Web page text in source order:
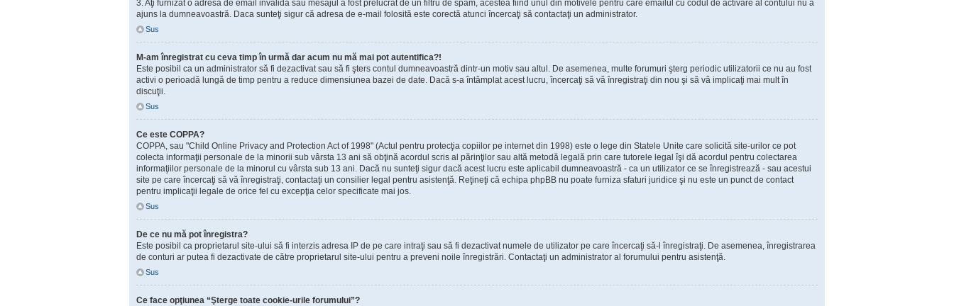
3. Aţi furnizat o adresă de email invalidă sau mesajul a fost prelucrat de un filtru de spam, acestea fiind unul din motivele pentru care emailul cu codul de activare al contului nu a
ajuns la dumneavoastră. Daca sunteţi sigur că adresa de e-mail folosită este corectă atunci încercaţi să contactaţi un administrator.
Sus
M-am înregistrat cu ceva timp în urmă dar acum nu mă mai pot autentifica?!
Este posibil ca un administrator să fi dezactivat sau să fi şters contul dumneavoastră dintr-un motiv sau altul. De asemenea, multe forumuri şterg periodic utilizatorii ce nu au fost
activi o perioadă lungă de timp pentru a reduce dimensiunea bazei de date. Dacă s-a întâmplat acest lucru, încercaţi să vă înregistraţi din nou şi să vă implicaţi mai mult în
discuţii.
Sus
Ce este COPPA?
COPPA, sau "Child Online Privacy and Protection Act of 1998" (Actul pentru protecţia copiilor pe internet din 1998) este o lege din Statele Unite care solicită site-urilor ce pot
colecta informaţii personale de la minorii sub vârsta 13 ani să obţină acordul scris al părinţilor sau altă metodă legală prin care tutorele legal îşi dă acordul pentru colectarea
informaţiilor personale de la minorul cu vârsta sub 13 ani. Dacă nu sunteţi sigur dacă acest lucru este aplicabil dumneavoastră - ca un utilizator ce se înregistrează - sau acestui
site pe care încercaţi să vă înregistraţi, contactaţi un consilier legal pentru asistenţă. Reţineţi că echipa phpBB nu poate furniza sfaturi juridice şi nu este un punct de contact
pentru implicaţii legale de orice fel cu excepţia celor specificate mai jos.
Sus
De ce nu mă pot înregistra?
Este posibil ca proprietarul site-ului să fi interzis adresa IP de pe care intraţi sau să fi dezactivat numele de utilizator pe care încercaţi să-l înregistraţi. De asemenea, înregistrarea
de conturi ar putea fi dezactivate de către proprietarul site-ului pentru a preveni noile înregistrări. Contactaţi un administrator al forumului pentru asistenţă.
Sus
Ce face opţiunea “Şterge toate cookie-urile forumului”?